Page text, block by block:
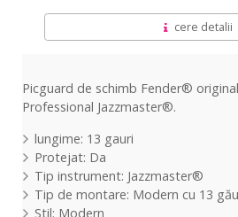
cere detalii
Picguard de schimb Fender®
Professional Jazzmaster®.
lungime: 13 gauri
Protejat: Da
Tip instrument: Jazzmaster®
Tip de montare: Modern cu 13
Stil: Modern